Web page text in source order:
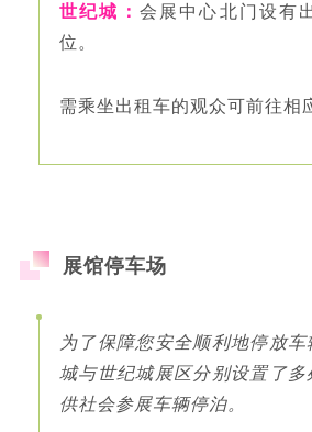
世纪城： 会展中心北门设有
位。
需乘坐出租车的观众可前往相
展馆停车场
为了保障您安全顺利地停放车
城与世纪城展区分别设置了多
供社会参展车辆停泊。